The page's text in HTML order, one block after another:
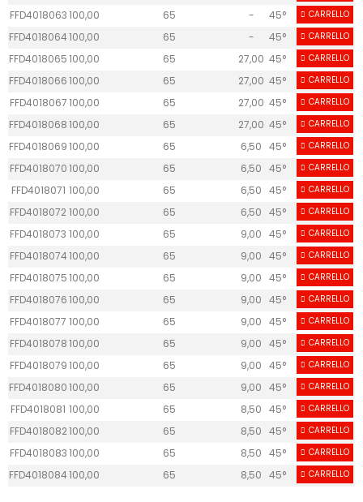
FFD4018063100,00 65 - 45° 30
CARRELLO
FFD4018064100,00 65 - 45° 30
CARRELLO
FFD4018065100,00 65 27,00 45° 30
CARRELLO
FFD4018066100,00 65 27,00 45° 30
CARRELLO
FFD4018067100,00 65 27,00 45° 30
CARRELLO
FFD4018068100,00 65 27,00 45° 30
CARRELLO
FFD4018069100,00 65 6,50 45° 20
CARRELLO
FFD4018070100,00 65 6,50 45° 20
CARRELLO
FFD4018071 100,00 65 6,50 45° 20
CARRELLO
FFD4018072100,00 65 6,50 45° 20
CARRELLO
FFD4018073 100,00 65 9,00 45° 30
CARRELLO
FFD4018074100,00 65 9,00 45° 30
CARRELLO
FFD4018075100,00 65 9,00 45° 30
CARRELLO
FFD4018076100,00 65 9,00 45° 30
CARRELLO
FFD4018077 100,00 65 9,00 45° 30
CARRELLO
FFD4018078100,00 65 9,00 45° 30
CARRELLO
FFD4018079100,00 65 9,00 45° 30
CARRELLO
FFD4018080100,00 65 9,00 45° 30
CARRELLO
FFD4018081 100,00 65 8,50 45° 30
CARRELLO
FFD4018082100,00 65 8,50 45° 30
CARRELLO
FFD4018083100,00 65 8,50 45° 30
CARRELLO
FFD4018084100,00 65 8,50 45° 30
CARRELLO